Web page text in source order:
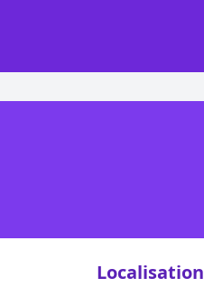
Localisation